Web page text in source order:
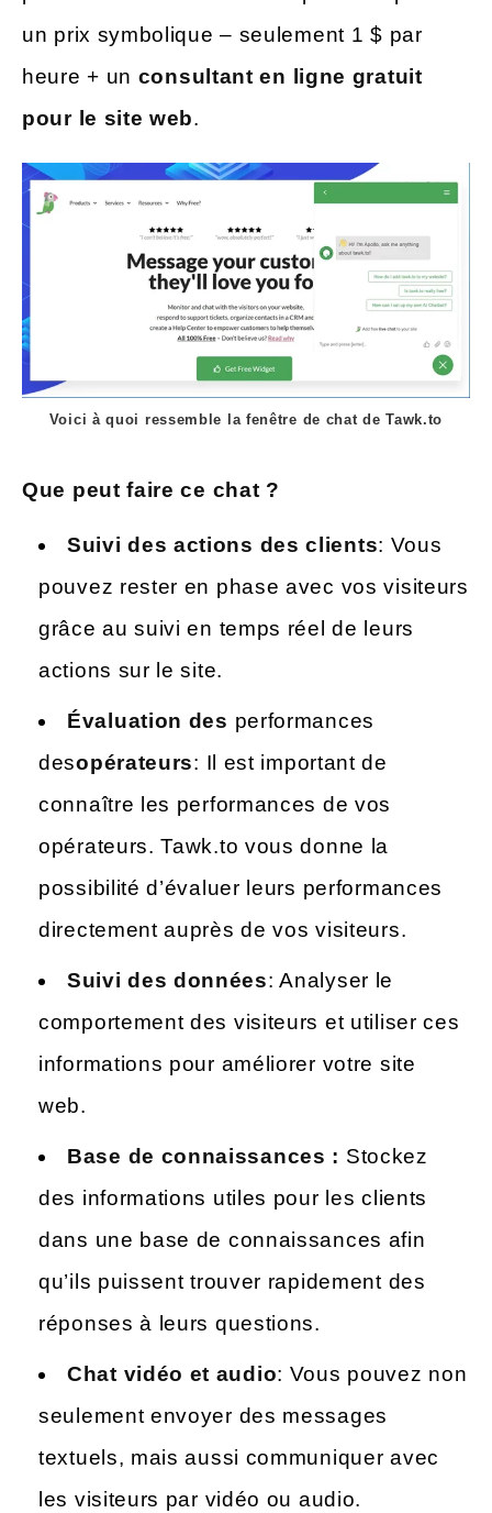
un prix symbolique – seulement 1 $ par
heure + un consultant en ligne gratuit
pour le site web.
Voici à quoi ressemble la fenêtre de chat de Tawk.to
Que peut faire ce chat ?
Suivi des actions des clients: Vous
pouvez rester en phase avec vos visiteurs
grâce au suivi en temps réel de leurs
actions sur le site.
Évaluation des performances
desopérateurs: Il est important de
connaître les performances de vos
opérateurs. Tawk.to vous donne la
possibilité d’évaluer leurs performances
directement auprès de vos visiteurs.
Suivi des données: Analyser le
comportement des visiteurs et utiliser ces
informations pour améliorer votre site
web.
Base de connaissances : Stockez
des informations utiles pour les clients
dans une base de connaissances afin
qu’ils puissent trouver rapidement des
réponses à leurs questions.
Chat vidéo et audio: Vous pouvez non
seulement envoyer des messages
textuels, mais aussi communiquer avec
les visiteurs par vidéo ou audio.